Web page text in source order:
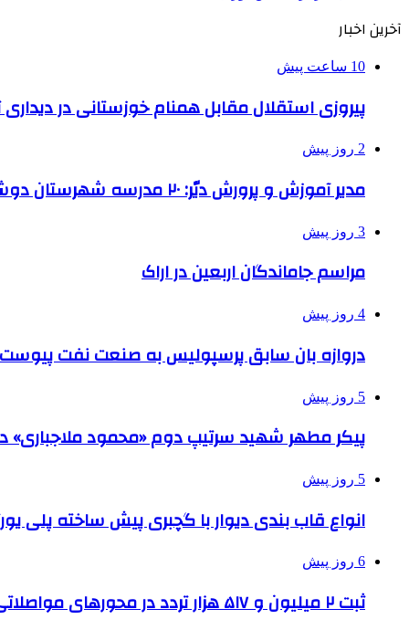
آخرین اخبار
10 ساعت پیش
پیروزی استقلال مقابل همنام خوزستانی در دیداری
2 روز پیش
مدیر آموزش و پرورش دیّر: ۲۰ مدرسه شهرستان دوشیفته است
3 روز پیش
مراسم جاماندگان اربعین در اراک
4 روز پیش
دروازه بان سابق پرسپولیس به صنعت نفت پیوست
5 روز پیش
پیکر مطهر شهید سرتیپ دوم «محمود ملاجباری»
5 روز پیش
انواع قاب بندی دیوار با گچبری پیش ساخته پلی
6 روز پیش
ثبت ۲ میلیون و ۵۱۷ هزار تردد در محورهای مواصلاتی همدان در ایام اربعین